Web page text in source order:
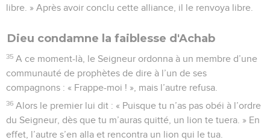
libre. » Après avoir conclu cette alliance, il le renvoya libre.
Dieu condamne la faiblesse d'Achab
35 A ce moment-là, le Seigneur ordonna à un membre d’une
communauté de prophètes de dire à l’un de ses
compagnons : « Frappe-moi ! », mais l’autre refusa.
36 Alors le premier lui dit : « Puisque tu n’as pas obéi à l’ordre
du Seigneur, dès que tu m’auras quitté, un lion te tuera. » En
effet, l’autre s’en alla et rencontra un lion qui le tua.